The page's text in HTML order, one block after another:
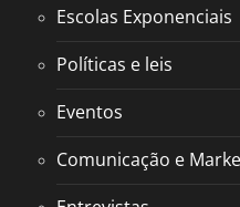
Escolas Exponenciais
Políticas e leis
Eventos
Comunicação e